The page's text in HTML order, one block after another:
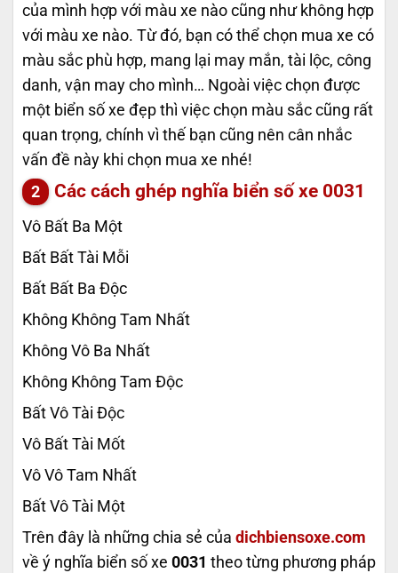
của mình hợp với màu xe nào cũng như không hợp
với màu xe nào. Từ đó, bạn có thể chọn mua xe có
màu sắc phù hợp, mang lại may mắn, tài lộc, công
danh, vận may cho mình… Ngoài việc chọn được
một biển số xe đẹp thì việc chọn màu sắc cũng rất
quan trọng, chính vì thế bạn cũng nên cân nhắc
vấn đề này khi chọn mua xe nhé!
Các cách ghép nghĩa biển số xe 0031
Vô Bất Ba Một
Bất Bất Tài Mỗi
Bất Bất Ba Độc
Không Không Tam Nhất
Không Vô Ba Nhất
Không Không Tam Độc
Bất Vô Tài Độc
Vô Bất Tài Mốt
Vô Vô Tam Nhất
Bất Vô Tài Một
Trên đây là những chia sẻ của dichbiensoxe.com
về ý nghĩa biển số xe 0031 theo từng phương pháp